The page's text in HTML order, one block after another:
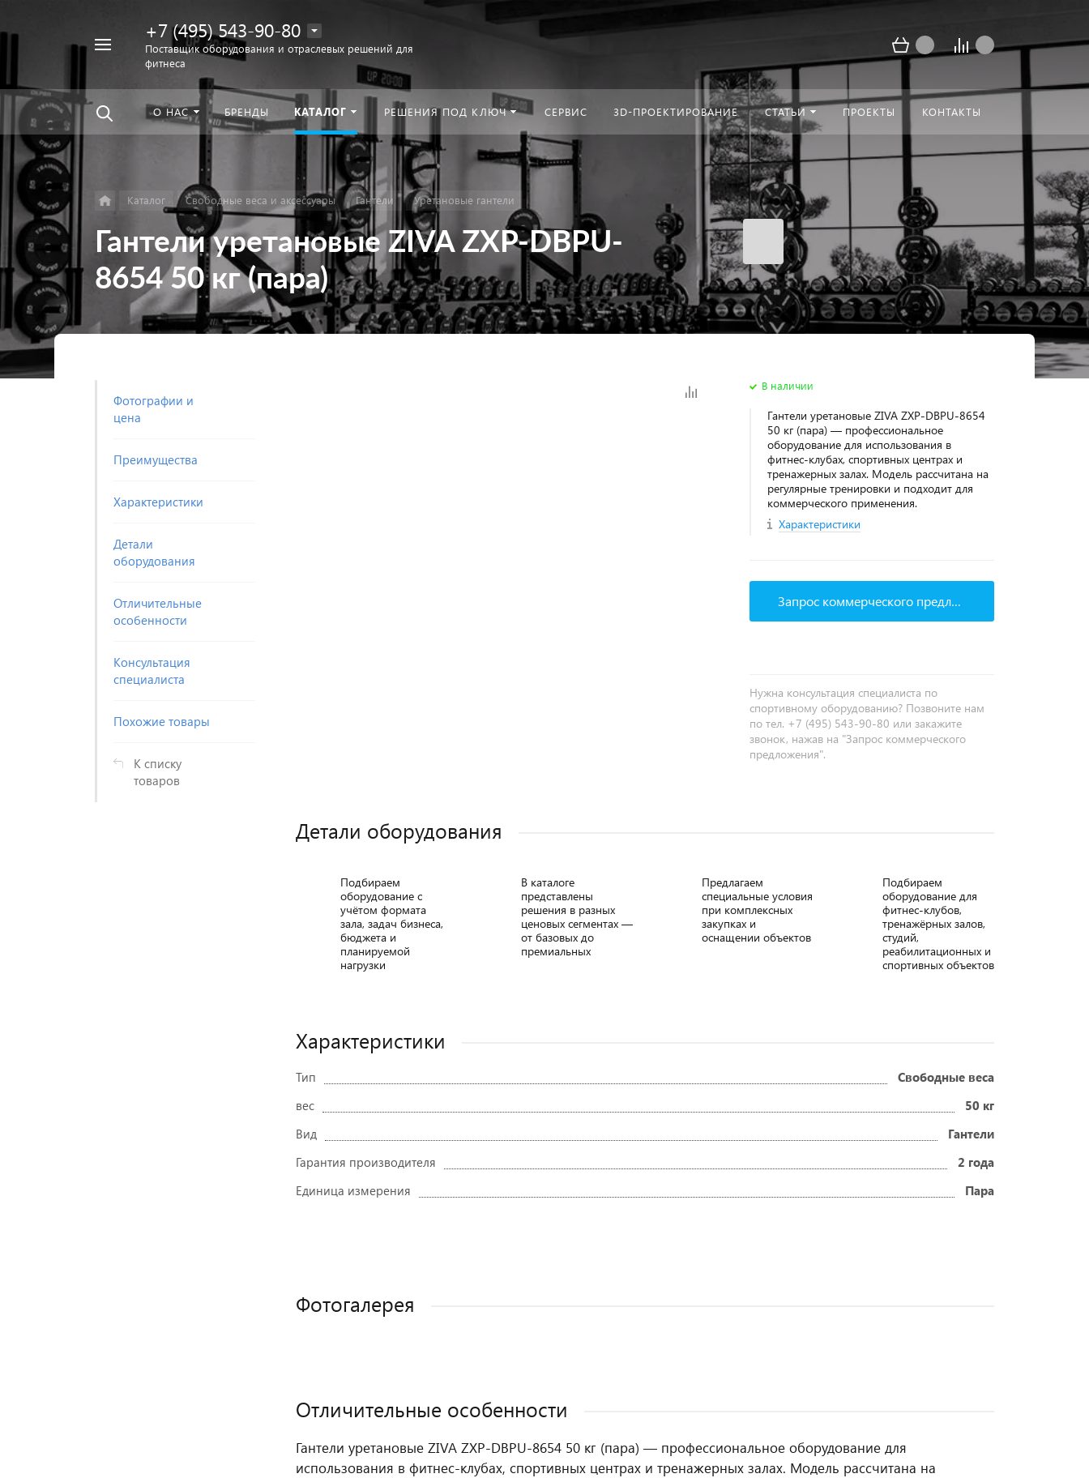
+7 (495) 543-90-80
Поставщик оборудования и отраслевых решений для
фитнеса
О НАС БРЕНДЫ КАТАЛОГ РЕШЕНИЯ ПОД КЛЮЧ СЕРВИС 3D-ПРОЕКТИРОВАНИЕ СТАТЬИ ПРОЕКТЫ КОНТАКТЫ
Каталог Свободные веса и аксессуары Гантели Уретановые гантели
Гантели уретановые ZIVA ZXP-DBPU-
8654 50 кг (пара)
Фотографии и
цена
Преимущества
Характеристики
Детали
оборудования
Отличительные
особенности
Консультация
специалиста
Похожие товары
К списку
товаров
В наличии
Гантели уретановые ZIVA ZXP-DBPU-8654
50 кг (пара) — профессиональное
оборудование для использования в
фитнес‑клубах, спортивных центрах и
тренажерных залах. Модель рассчитана на
регулярные тренировки и подходит для
коммерческого применения.
Характеристики
Запрос коммерческого предложения
Нужна консультация специалиста по
спортивному оборудованию? Позвоните нам
по тел. +7 (495) 543-90-80 или закажите
звонок, нажав на "Запрос коммерческого
предложения".
Детали оборудования
Подбираем
оборудование с
учётом формата
зала, задач бизнеса,
бюджета и
планируемой
нагрузки
В каталоге
представлены
решения в разных
ценовых сегментах —
от базовых до
премиальных
Предлагаем
специальные условия
при комплексных
закупках и
оснащении объектов
Подбираем
оборудование для
фитнес-клубов,
тренажёрных залов,
студий,
реабилитационных и
спортивных объектов
Характеристики
Тип
Свободные веса
вес
50 кг
Вид
Гантели
Гарантия производителя
2 года
Единица измерения
Пара
Фотогалерея
Отличительные особенности
Гантели уретановые ZIVA ZXP-DBPU-8654 50 кг (пара) — профессиональное оборудование для
использования в фитнес‑клубах, спортивных центрах и тренажерных залах. Модель рассчитана на